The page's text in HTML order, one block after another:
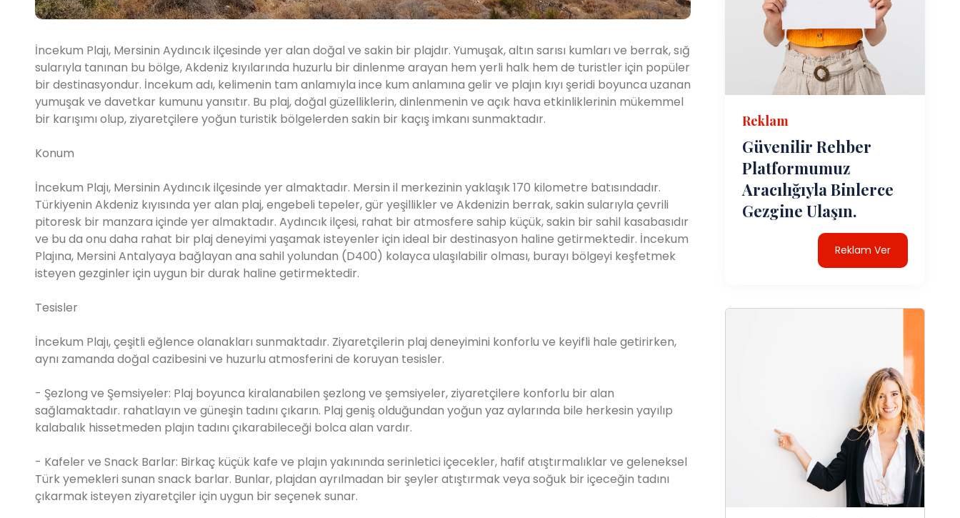
İncekum Plajı, Mersinin Aydıncık ilçesinde yer alan doğal ve sakin bir plajdır. Yumuşak, altın sarısı kumları ve berrak, sığ
sularıyla tanınan bu bölge, Akdeniz kıyılarında huzurlu bir dinlenme arayan hem yerli halk hem de turistler için popüler
bir destinasyondur. İncekum adı, kelimenin tam anlamıyla ince kum anlamına gelir ve plajın kıyı şeridi boyunca uzanan
yumuşak ve davetkar kumunu yansıtır. Bu plaj, doğal güzelliklerin, dinlenmenin ve açık hava etkinliklerinin mükemmel
bir karışımı olup, ziyaretçilere yoğun turistik bölgelerden sakin bir kaçış imkanı sunmaktadır.
Konum
İncekum Plajı, Mersinin Aydıncık ilçesinde yer almaktadır. Mersin il merkezinin yaklaşık 170 kilometre batısındadır.
Türkiyenin Akdeniz kıyısında yer alan plaj, engebeli tepeler, gür yeşillikler ve Akdenizin berrak, sakin sularıyla çevrili
pitoresk bir manzara içinde yer almaktadır. Aydıncık ilçesi, rahat bir atmosfere sahip küçük, sakin bir sahil kasabasıdır
ve bu da onu daha rahat bir plaj deneyimi yaşamak isteyenler için ideal bir destinasyon haline getirmektedir. İncekum
Plajına, Mersini Antalyaya bağlayan ana sahil yolundan (D400) kolayca ulaşılabilir olması, burayı bölgeyi keşfetmek
isteyen gezginler için uygun bir durak haline getirmektedir.
Tesisler
İncekum Plajı, çeşitli eğlence olanakları sunmaktadır. Ziyaretçilerin plaj deneyimini konforlu ve keyifli hale getirirken,
aynı zamanda doğal cazibesini ve huzurlu atmosferini de koruyan tesisler.
- Şezlong ve Şemsiyeler: Plaj boyunca kiralanabilen şezlong ve şemsiyeler, ziyaretçilere konforlu bir alan
sağlamaktadır. rahatlayın ve güneşin tadını çıkarın. Plaj geniş olduğundan yoğun yaz aylarında bile herkesin yayılıp
kalabalık hissetmeden plajın tadını çıkarabileceği bolca alan vardır.
- Kafeler ve Snack Barlar: Birkaç küçük kafe ve plajın yakınında serinletici içecekler, hafif atıştırmalıklar ve geleneksel
Türk yemekleri sunan snack barlar. Bunlar, plajdan ayrılmadan bir şeyler atıştırmak veya soğuk bir içeceğin tadını
çıkarmak isteyen ziyaretçiler için uygun bir seçenek sunar.
Reklam
Güvenilir Rehber
Platformumuz
Aracılığıyla Binlerce
Gezgine Ulaşın.
Reklam Ver